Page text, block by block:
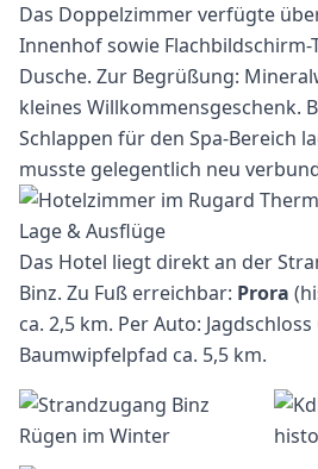
Das Doppelzimmer verfügte
Innenhof sowie Flachbildschirm-
Dusche. Zur Begrüßung:
kleines Willkommensgeschenk.
Schlappen für den Spa-Bereich
musste gelegentlich neu
Lage & Ausflüge
Das Hotel liegt direkt an der
Binz. Zu Fuß erreichbar: Prora
ca. 2,5 km. Per Auto:
Baumwipfelpfad ca. 5,5 km.